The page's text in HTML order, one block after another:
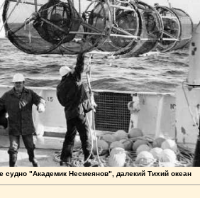
судно "Академик Несмеянов", далекий Тихий океан